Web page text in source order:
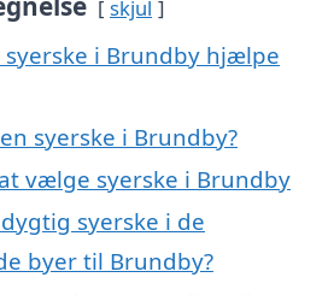
skjul
syerske i Brundby hjælpe
syerske i Brundby?
vælge syerske i Brundby
syerske i de
byer til Brundby?